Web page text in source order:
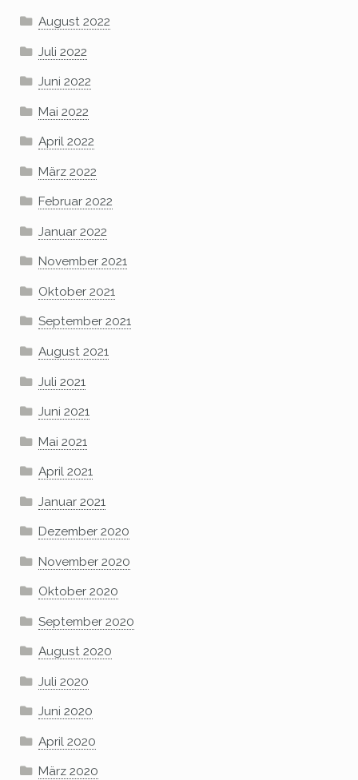
August 2022
Juli 2022
Juni 2022
Mai 2022
April 2022
März 2022
Februar 2022
Januar 2022
November 2021
Oktober 2021
September 2021
August 2021
Juli 2021
Juni 2021
Mai 2021
April 2021
Januar 2021
Dezember 2020
November 2020
Oktober 2020
September 2020
August 2020
Juli 2020
Juni 2020
April 2020
März 2020